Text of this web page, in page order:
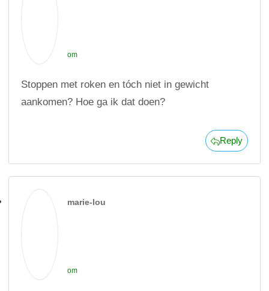
om
Stoppen met roken en tóch niet in gewicht
aankomen? Hoe ga ik dat doen?
Reply
marie-lou
om